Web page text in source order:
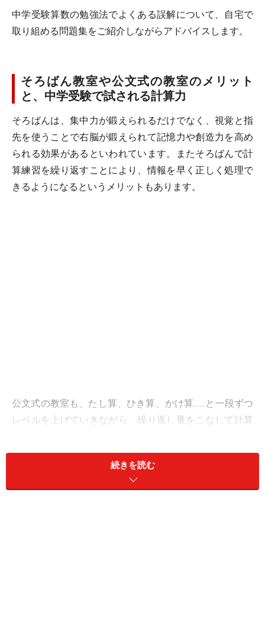
中学受験算数の勉強法でよくある誤解について、自宅で
取り組める問題集をご紹介しながらアドバイスします。
そろばん教室や公文式の教室のメリット
と、中学受験で試される計算力
そろばんは、集中力が鍛えられるだけでなく、視覚と指
先を使うことで右脳が鍛えられて記憶力や創造力を高め
られる効果があるといわれています。またそろばんで計
算練習を繰り返すことにより、情報を早く正しく処理で
きるようになるというメリットもあります。
公文式の教室も、たし算、ひき算、かけ算……と一段ずつ
レベルを上げていきながら、繰り返し量をこなして計算
ができます。時間を計測して取り組むため、そろばんと
同じように集中力も養われます。学習習慣も身につくと
いうメリットもあります。
続きを読む